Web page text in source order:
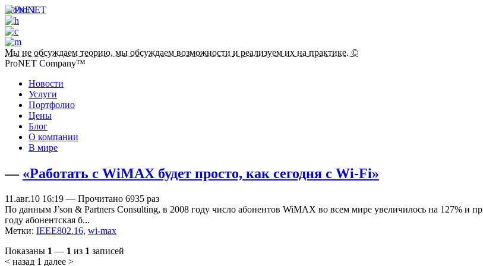
ProNET
Мы не обсуждаем теорию, мы обсуждаем возможности и реализуем их на практике. ©
ProNET Company™
Новости
Услуги
Портфолио
Цены
Блог
О компании
В мире
— «Работать с WiMAX будет просто, как сегодня с Wi-Fi»
11.авг.10 16:19 — Прочитано 6935 раз
По данным J’son & Partners Consulting, в 2008 году число абонентов WiMAX во всем мире увеличилось на 127% и
году абонентская б...
Метки: IEEE802.16, wi-max
Показаны 1 — 1 из 1 записей
< назад 1 далее >